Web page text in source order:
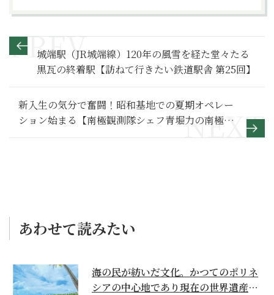
城端駅（JR城端線）120年の風雪を経た堂々たる
黒瓦の終着駅【訪ねて行きたい鉄道駅舎 第25回】
新入生の気分で奮闘！昭和基地での夏期オペレー
ション始まる【南極観測隊シェフ青堀力の南極紀
行3】
あわせて読みたい
海の民が紡いだ文化。かつてのポリネ
シアの中心地であり現在の世界遺産か